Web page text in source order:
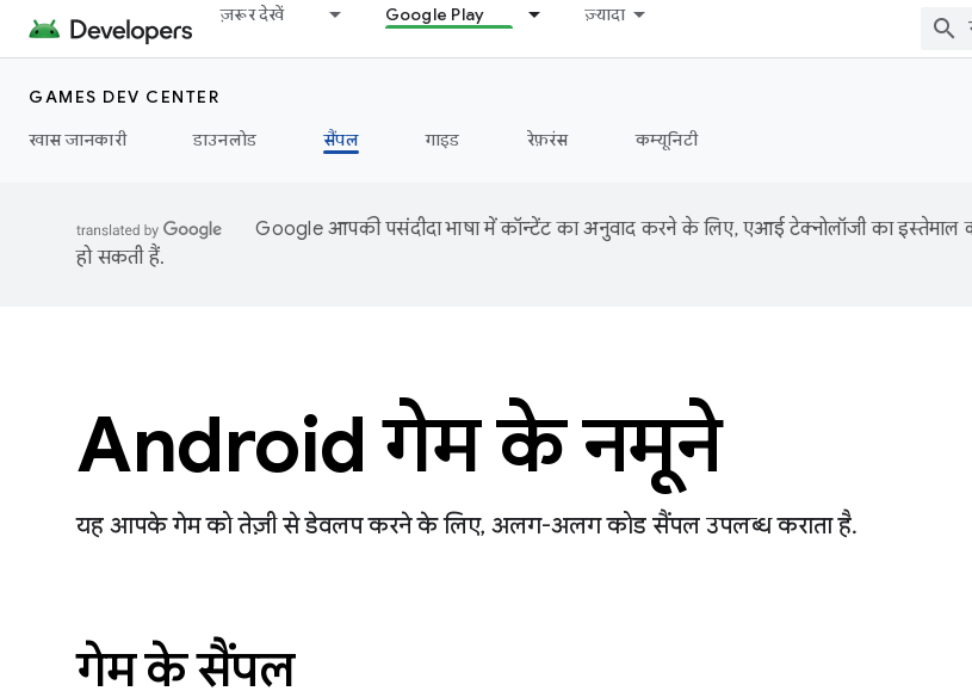
ज़रूर देखें Google Play ज़्यादा
GAMES DEV CENTER
खास जानकारी
डाउनलोड सैंपल गाइड रेफ़रंस कम्यूनिटी
Google आपकी पसंदीदा भाषा में कॉन्टेंट का अनुवाद करने के लिए, एआई टेक्नोलॉजी का इस्तेमाल
हो सकती हैं.
Android गेम के नमूने
यह आपके गेम को तेज़ी से डेवलप करने के लिए, अलग-अलग कोड सैंपल उपलब्ध कराता है.
गेम के सैंपल